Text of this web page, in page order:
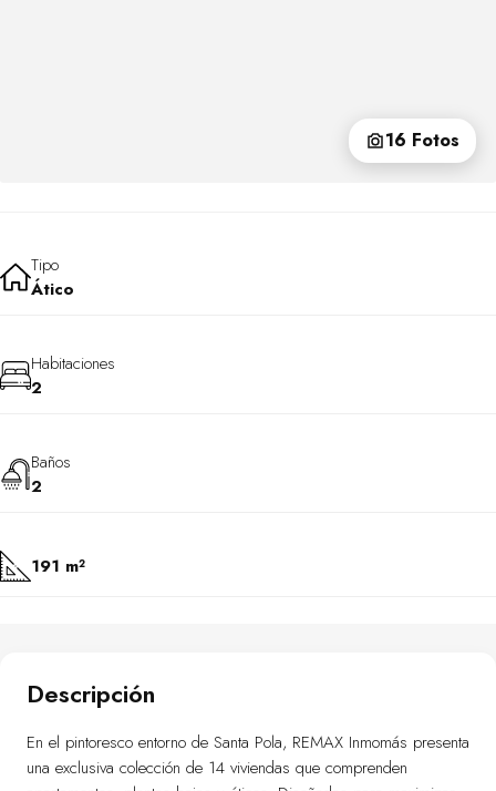
16 Fotos
Tipo
Ático
Habitaciones
2
Baños
2
191 m²
Descripción
En el pintoresco entorno de Santa Pola, REMAX Inmomás presenta
una exclusiva colección de 14 viviendas que comprenden